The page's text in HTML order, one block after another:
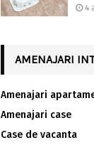
4
AMENAJARI
Amenajari
Amenajari case
Case de vacanta